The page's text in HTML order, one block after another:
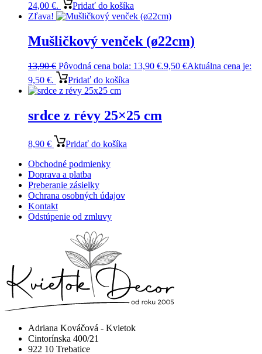
24,00 €.
Pridať do košíka
Zľava!
Mušličkový venček (ø22cm)
13,90€ Pôvodná cena bola: 13,90 €.9,50 €Aktuálna cena je:
9,50 €.
Pridať do košíka
srdce z révy 25×25 cm
8,90 €
Pridať do košíka
Obchodné podmienky
Doprava a platba
Preberanie zásielky
Ochrana osobných údajov
Kontakt
Odstúpenie od zmluvy
Adriana Kováčová - Kvietok
Cintorínska 400/21
922 10 Trebatice